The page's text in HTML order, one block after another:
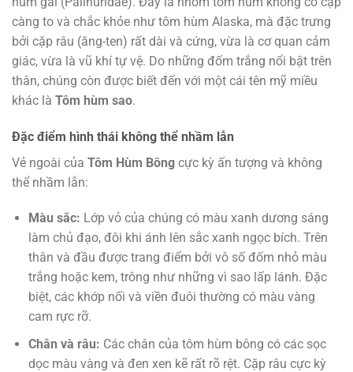
càng to và chắc khỏe như tôm hùm Alaska, mà đặc trưng
bởi cặp râu (ăng-ten) rất dài và cứng, vừa là cơ quan cảm
giác, vừa là vũ khí tự vệ. Do những đốm trắng nổi bật trên
thân, chúng còn được biết đến với một cái tên mỹ miều
khác là Tôm hùm sao.
Đặc điểm hình thái không thể nhầm lẫn
Vẻ ngoài của Tôm Hùm Bông cực kỳ ấn tượng và không
thể nhầm lẫn:
Màu sắc: Lớp vỏ của chúng có màu xanh dương sáng
làm chủ đạo, đôi khi ánh lên sắc xanh ngọc bích. Trên
thân và đầu được trang điểm bởi vô số đốm nhỏ màu
trắng hoặc kem, trông như những vì sao lấp lánh. Đặc
biệt, các khớp nối và viền đuôi thường có màu vàng
cam rực rỡ.
Chân và râu: Các chân của tôm hùm bông có các sọc
dọc màu vàng và đen xen kẽ rất rõ rệt. Cặp râu cực kỳ